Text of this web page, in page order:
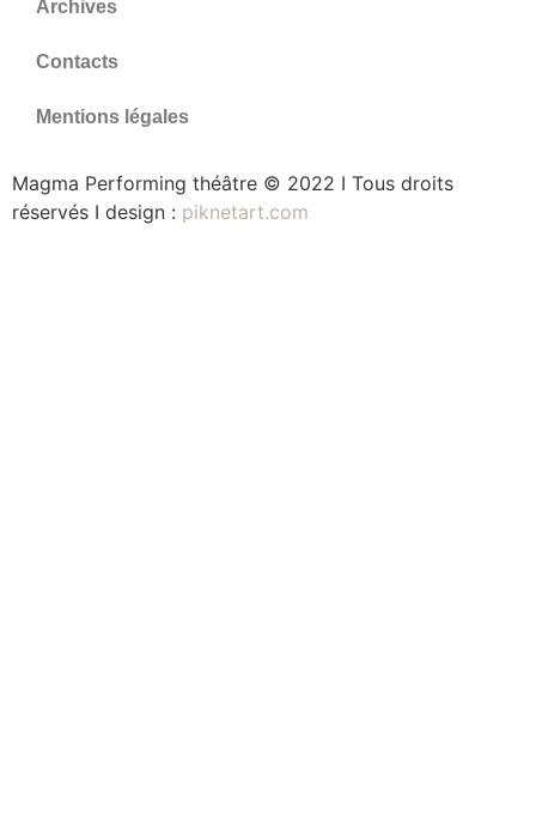
Archives
Contacts
Mentions légales
Magma Performing théâtre © 2022 I Tous droits
réservés I design : piknetart.com